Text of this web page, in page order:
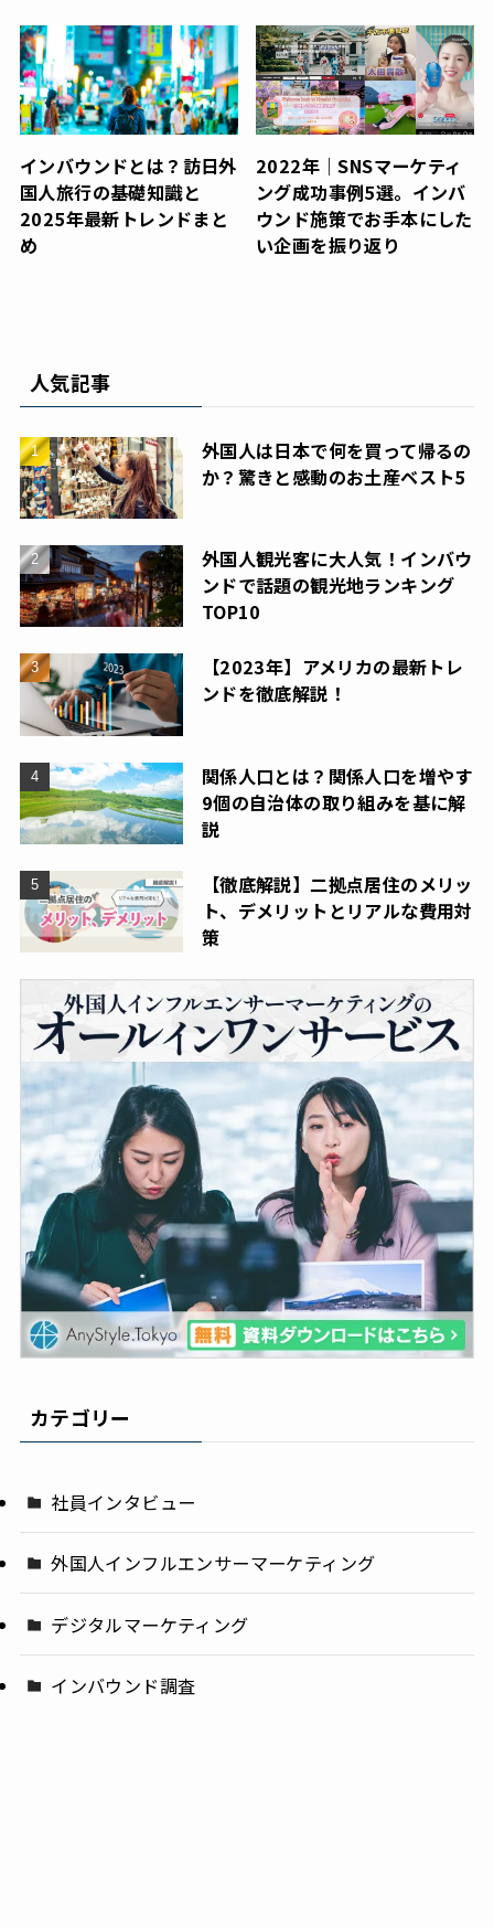
インバウンドとは？訪日外
国人旅行の基礎知識と
2025年最新トレンドまと
め
2022年｜SNSマーケティ
ング成功事例5選。インバ
ウンド施策でお手本にした
い企画を振り返り
人気記事
外国人は日本で何を買って帰るの
か？驚きと感動のお土産ベスト5
外国人観光客に大人気！インバウ
ンドで話題の観光地ランキング
TOP10
【2023年】アメリカの最新トレ
ンドを徹底解説！
関係人口とは？関係人口を増やす
9個の自治体の取り組みを基に解
説
【徹底解説】二拠点居住のメリッ
ト、デメリットとリアルな費用対
策
カテゴリー
社員インタビュー
外国人インフルエンサーマーケティング
デジタルマーケティング
インバウンド調査